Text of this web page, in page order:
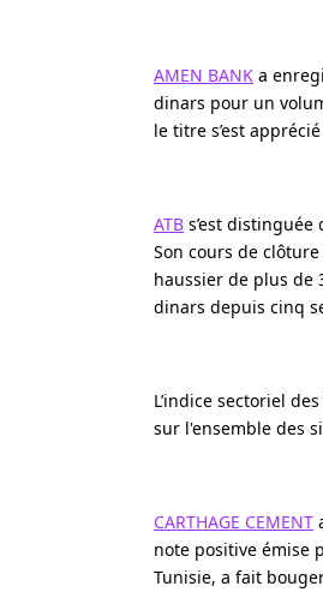
AMEN BANK a
dinars pour un
le titre s’est
ATB s’est
Son cours de
haussier de plus de
dinars depuis cinq
L’indice sectoriel
sur l'ensemble des
CARTHAGE CEMENT
note positive émise
Tunisie, a fait